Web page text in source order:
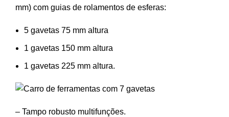
mm) com guias de rolamentos de esferas:
5 gavetas 75 mm altura
1 gavetas 150 mm altura
1 gavetas 225 mm altura.
– Tampo robusto multifunções.